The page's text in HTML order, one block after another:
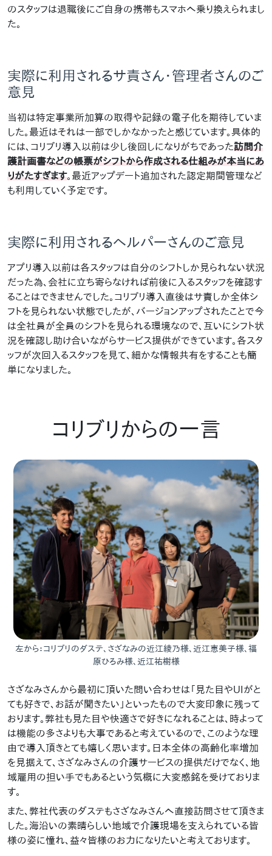
のスタッフは退職後にご自身の携帯もスマホへ乗り換えられまし
た。
実際に利用されるサ責さん・管理者さんのご
意見
当初は特定事業所加算の取得や記録の電子化を期待していま
した。最近はそれは一部でしかなかったと感じています。具体的
には、コリブリ導入以前は少し後回しになりがちであった訪問介
護計画書などの帳票がシフトから作成される仕組みが本当にあ
りがたすぎます。最近アップデート追加された認定期間管理など
も利用していく予定です。
実際に利用されるヘルパーさんのご意見
アプリ導入以前は各スタッフは自分のシフトしか見られない状況
だった為、会社に立ち寄らなければ前後に入るスタッフを確認す
ることはできませんでした。コリブリ導入直後はサ責しか全体シ
フトを見られない状態でしたが、バージョンアップされたことで今
は全社員が全員のシフトを見られる環境なので、互いにシフト状
況を確認し助け合いながらサービス提供ができています。各スタ
ッフが次回入るスタッフを見て、細かな情報共有をすることも簡
単になりました。
コリブリからの一言
左から：コリブリのダステ、さざなみの近江綾乃様、近江恵美子様、福
原ひろみ様、近江祐樹様
さざなみさんから最初に頂いた問い合わせは「見た目やUIがと
ても好きで、お話が聞きたい」といったもので大変印象に残って
おります。弊社も見た目や快適さで好きになれることは、時よって
は機能の多さよりも大事であると考えているので、このような理
由で導入頂きとても嬉しく思います。日本全体の高齢化率増加
を見据えて、さざなみさんの介護サービスの提供だけでなく、地
域雇用の担い手でもあるという気概に大変感銘を受けておりま
す。
また、弊社代表のダステもさざなみさんへ直接訪問させて頂きま
した。海沿いの素晴らしい地域で介護現場を支えられている皆
様の姿に憧れ、益々皆様のお力になりたいと考えております。